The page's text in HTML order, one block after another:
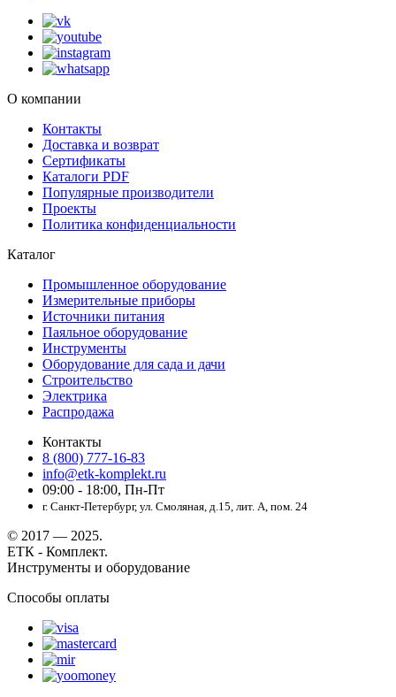
О компании
Контакты
Доставка и возврат
Сертификаты
Каталоги PDF
Популярные производители
Проекты
Политика конфиденциальности
Каталог
Промышленное оборудование
Измерительные приборы
Источники питания
Паяльное оборудование
Инструменты
Оборудование для сада и дачи
Строительство
Электрика
Распродажа
Контакты
8 (800) 777-16-83
info@etk-komplekt.ru
09:00 - 18:00, Пн-Пт
г. Санкт-Петербург, ул. Смоляная, д.15, лит. А, пом. 24
© 2017 — 2025.
ЕТК - Комплект.
Инструменты и оборудование
Способы оплаты